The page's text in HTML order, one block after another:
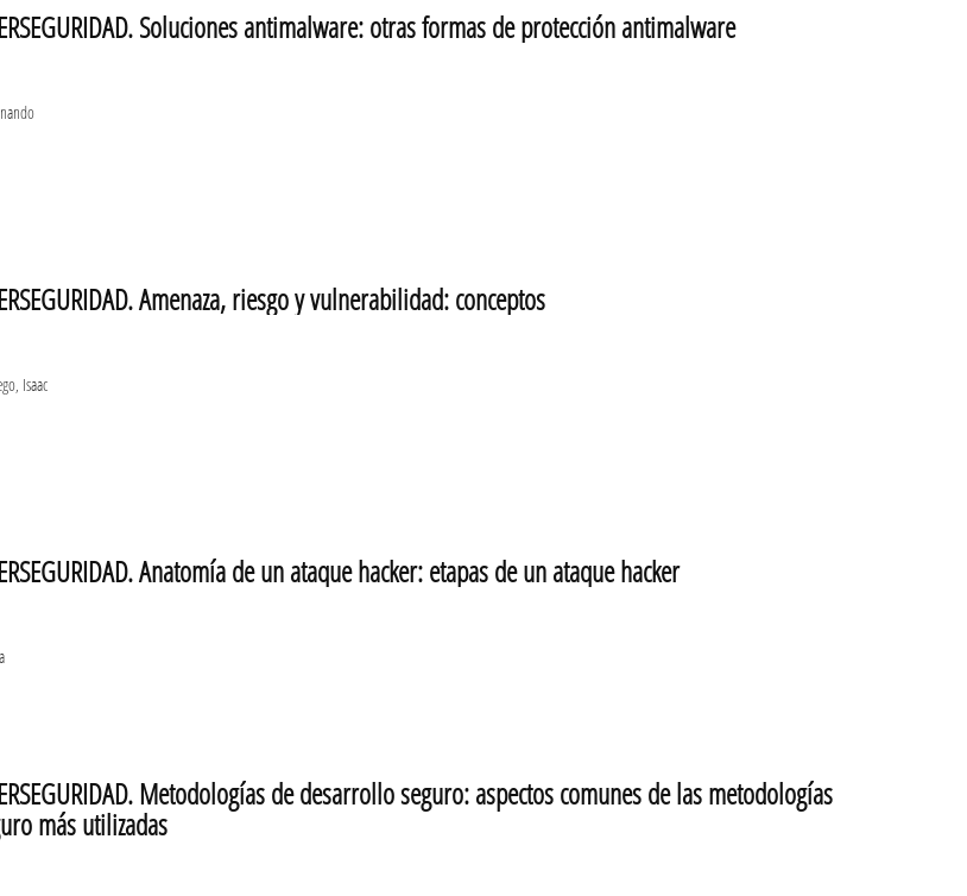
Soluciones antimalware: otras formas de protección antimalware
Amenaza, riesgo y vulnerabilidad: conceptos
Isaac
Anatomía de un ataque hacker: etapas de un ataque hacker
Metodologías de desarrollo seguro: aspectos comunes de las metodologías
más utilizadas